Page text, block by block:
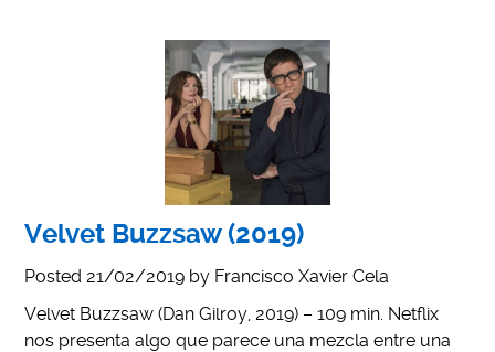
Velvet Buzzsaw (2019)
Posted 21/02/2019 by Francisco Xavier Cela
Velvet Buzzsaw (Dan Gilroy, 2019) – 109 min. Netflix
nos presenta algo que parece una mezcla entre una